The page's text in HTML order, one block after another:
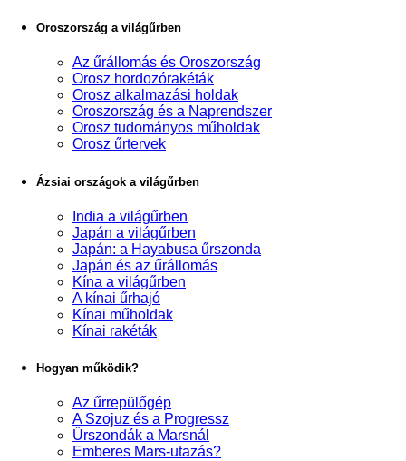
Oroszország a világűrben
Az űrállomás és Oroszország
Orosz hordozórakéták
Orosz alkalmazási holdak
Oroszország és a Naprendszer
Orosz tudományos műholdak
Orosz űrtervek
Ázsiai országok a világűrben
India a világűrben
Japán a világűrben
Japán: a Hayabusa űrszonda
Japán és az űrállomás
Kína a világűrben
A kínai űrhajó
Kínai műholdak
Kínai rakéták
Hogyan működik?
Az űrrepülőgép
A Szojuz és a Progressz
Űrszondák a Marsnál
Emberes Mars-utazás?